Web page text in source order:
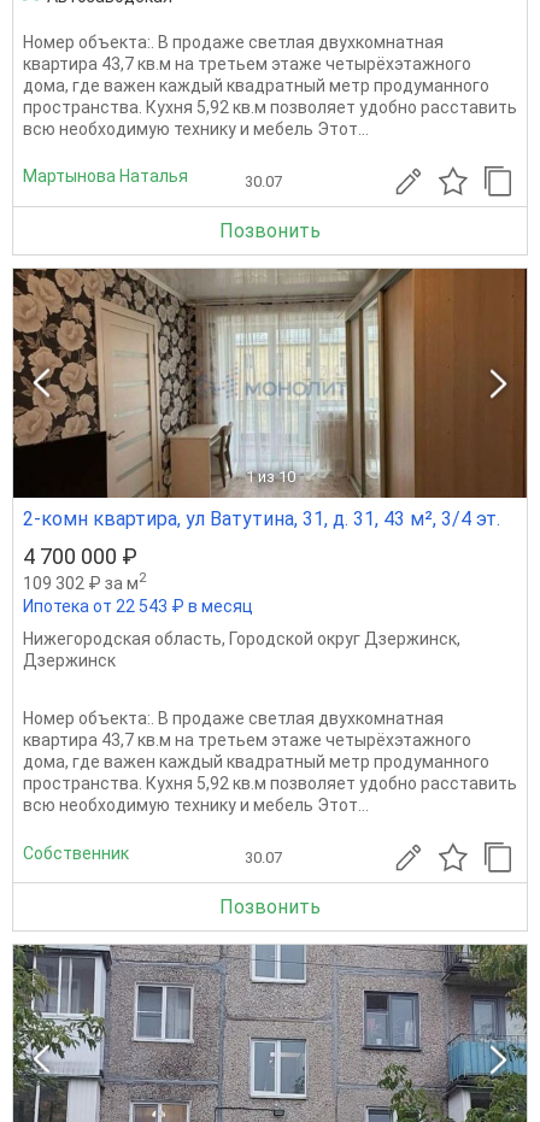
Номер объекта:. В продаже светлая двухкомнатная
квартира 43,7 кв.м на третьем этаже четырёхэтажного
дома, где важен каждый квадратный метр продуманного
пространства. Кухня 5,92 кв.м позволяет удобно расставить
всю необходимую технику и мебель Этот...
Мартынова Наталья 30.07
Позвонить
1 из 10
2-комн квартира, ул Ватутина, 31, д. 31, 43 м², 3/4 эт.
4 700 000 ₽
109 302 ₽ за м2
Ипотека от 22 543 ₽ в месяц
Нижегородская область, Городской округ Дзержинск,
Дзержинск
Номер объекта:. В продаже светлая двухкомнатная
квартира 43,7 кв.м на третьем этаже четырёхэтажного
дома, где важен каждый квадратный метр продуманного
пространства. Кухня 5,92 кв.м позволяет удобно расставить
всю необходимую технику и мебель Этот...
Собственник 30.07
Позвонить